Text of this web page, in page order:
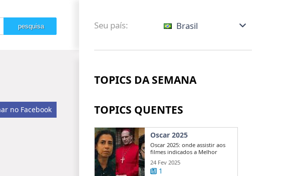
Seu país: Brasil
no Facebook
TOPICS DA SEMANA
TOPICS QUENTES
Oscar 2025
Oscar 2025: onde assistir aos
filmes indicados a Melhor
Direção?
24 Fev 2025
1